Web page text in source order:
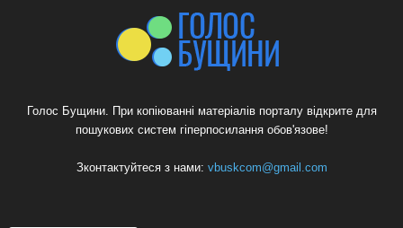
Голос Бущини. При копіюванні матеріалів порталу відкрите для
пошукових систем гіперпосилання обов'язове!
Зконтактуйтеся з нами: vbuskcom@gmail.com